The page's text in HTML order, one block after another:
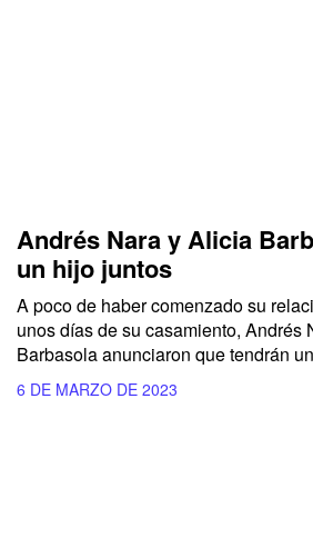
Andrés Nara y Alicia
un hijo juntos
A poco de haber comenzado su
unos días de su casamiento, Andrés
Barbasola anunciaron que tendrán
6 DE MARZO DE 2023